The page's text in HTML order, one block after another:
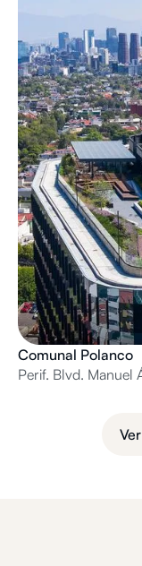
Comunal Polanco
Perif. Blvd. Manuel